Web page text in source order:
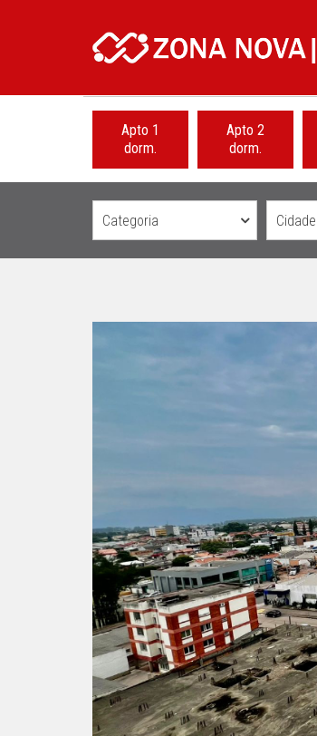
Apto 1
dorm.
Apto 2
dorm.
Categoria Cidade